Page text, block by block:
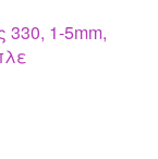
1-5mm,